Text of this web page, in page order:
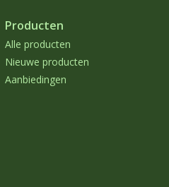
Producten
Alle producten
Nieuwe producten
Aanbiedingen